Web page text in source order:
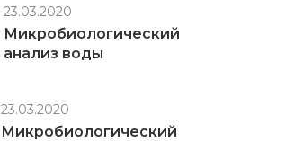
23.03.2020
Микробиологический
анализ воды
23.03.2020
Микробиологический